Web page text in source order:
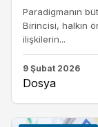
Paradigmanın
Birincisi, halkın
ilişkilerin...
9 Şubat 2026
Dosya